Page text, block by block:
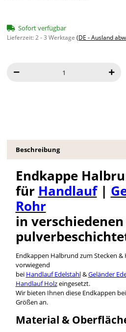
Sofort verfügbar
Lieferzeit:2 - 3 Werktage (DE - Ausland
Beschreibung
Endkappe
für Handlauf|
Rohr
in
Endkappen Halbrund zum Stecken &
vorwiegend
bei Handlauf Edelstahl&Geländer
Handlauf Holzeingesetzt.
Wir bieten Ihnen diese Endkappen bei
Größen an.
Material &